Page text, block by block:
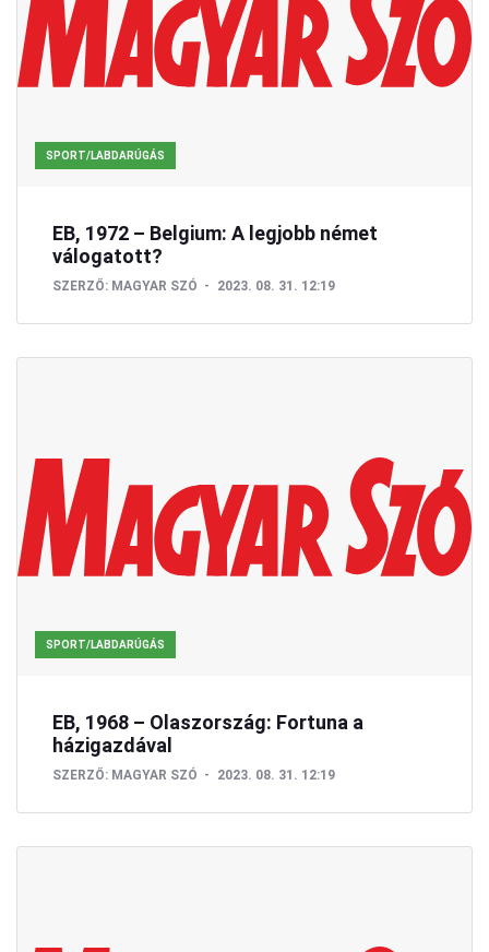
SPORT/LABDARÚGÁS
EB, 1972 – Belgium: A legjobb német
válogatott?
SZERZŐ: MAGYAR SZÓ 2023. 08. 31. 12:19
SPORT/LABDARÚGÁS
EB, 1968 – Olaszország: Fortuna a
házigazdával
SZERZŐ: MAGYAR SZÓ 2023. 08. 31. 12:19